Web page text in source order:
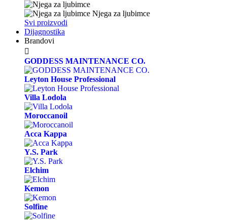
Njega za ljubimce
Svi proizvodi
Dijagnostika
Brandovi

GODDESS MAINTENANCE CO.
Leyton House Professional
Villa Lodola
Moroccanoil
Acca Kappa
Y.S. Park
Elchim
Kemon
Solfine